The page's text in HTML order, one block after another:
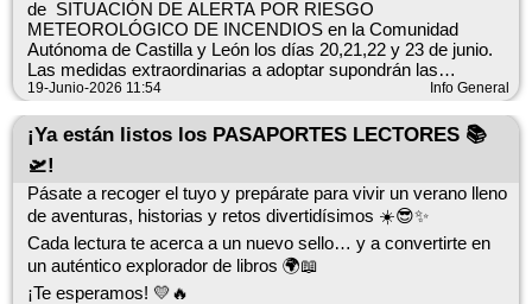
de SITUACIÓN DE ALERTA POR RIESGO
METEOROLÓGICO DE INCENDIOS en la Comunidad
Autónoma de Castilla y León los días 20,21,22 y 23 de junio.
Las medidas extraordinarias a adoptar supondrán las
siguientes PROHIBICIONES indicadas en el documento
19-Junio-2026 11:54 Info General
¡Ya están listos los PASAPORTES LECTORES 📚
🛫!
Pásate a recoger el tuyo y prepárate para vivir un verano lleno
de aventuras, historias y retos divertidísimos ☀️😎✨
Cada lectura te acerca a un nuevo sello… y a convertirte en
un auténtico explorador de libros 🌍📖
¡Te esperamos! 💛🔥